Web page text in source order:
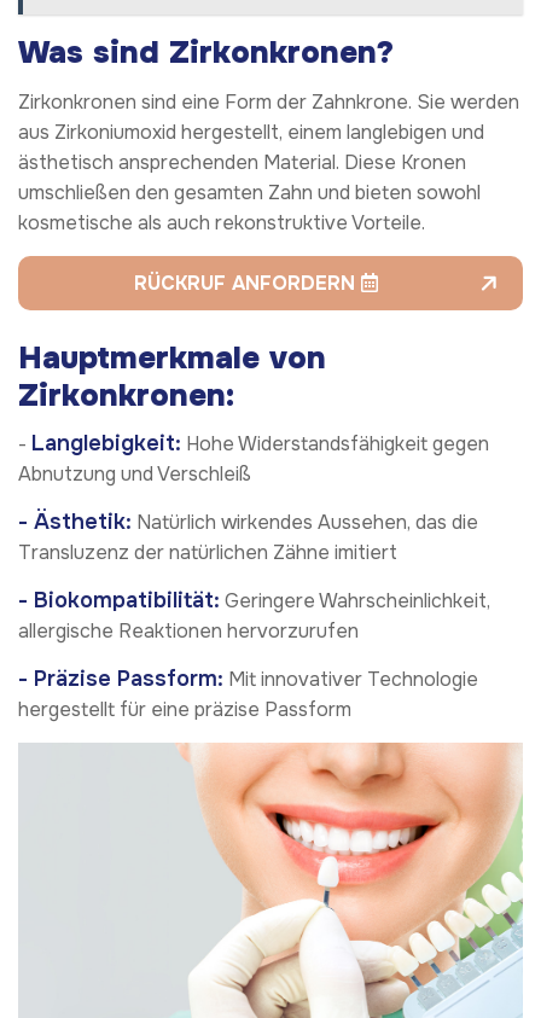
Was sind Zirkonkronen?
Zirkonkronen sind eine Form der Zahnkrone. Sie werden
aus Zirkoniumoxid hergestellt, einem langlebigen und
ästhetisch ansprechenden Material. Diese Kronen
umschließen den gesamten Zahn und bieten sowohl
kosmetische als auch rekonstruktive Vorteile.
RÜCKRUF ANFORDERN
Hauptmerkmale von
Zirkonkronen:
- Langlebigkeit: Hohe Widerstandsfähigkeit gegen
Abnutzung und Verschleiß
- Ästhetik: Natürlich wirkendes Aussehen, das die
Transluzenz der natürlichen Zähne imitiert
- Biokompatibilität: Geringere Wahrscheinlichkeit,
allergische Reaktionen hervorzurufen
- Präzise Passform: Mit innovativer Technologie
hergestellt für eine präzise Passform